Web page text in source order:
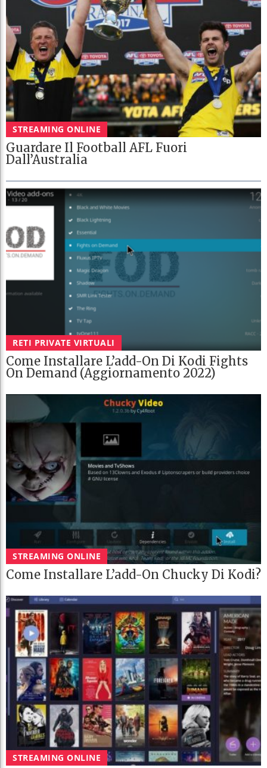
STREAMING ONLINE
Guardare Il Football AFL Fuori
Dall’Australia
RETI PRIVATE VIRTUALI
Come Installare L’add-On Di Kodi Fights
On Demand (aggiornamento 2022)
STREAMING ONLINE
Come Installare L’add-On Chucky Di Kodi?
STREAMING ONLINE